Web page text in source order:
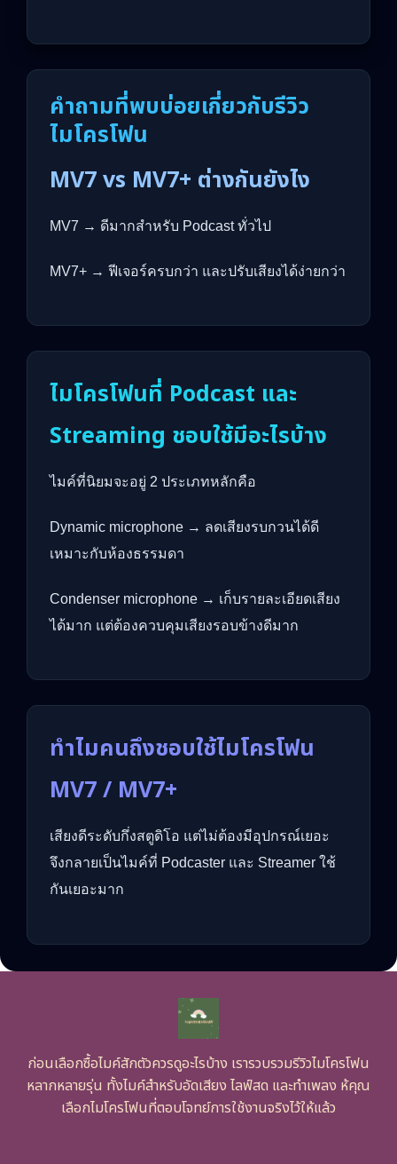
คำถามที่พบบ่อยเกี่ยวกับรีวิว
ไมโครโฟน
MV7 vs MV7+ ต่างกันยังไง
MV7 → ดีมากสำหรับ Podcast ทั่วไป
MV7+ → ฟีเจอร์ครบกว่า และปรับเสียงได้ง่ายกว่า
ไมโครโฟนที่ Podcast และ
Streaming ชอบใช้มีอะไรบ้าง
ไมค์ที่นิยมจะอยู่ 2 ประเภทหลักคือ
Dynamic microphone → ลดเสียงรบกวนได้ดี
เหมาะกับห้องธรรมดา
Condenser microphone → เก็บรายละเอียดเสียง
ได้มาก แต่ต้องควบคุมเสียงรอบข้างดีมาก
ทำไมคนถึงชอบใช้ไมโครโฟน
MV7 / MV7+
เสียงดีระดับกึ่งสตูดิโอ แต่ไม่ต้องมีอุปกรณ์เยอะ
จึงกลายเป็นไมค์ที่ Podcaster และ Streamer ใช้
กันเยอะมาก
ก่อนเลือกซื้อไมค์สักตัวควรดูอะไรบ้าง เรารวบรวมรีวิวไมโครโฟน
หลากหลายรุ่น ทั้งไมค์สำหรับอัดเสียง ไลฟ์สด และทำเพลง ห้คุณ
เลือกไมโครโฟนที่ตอบโจทย์การใช้งานจริงไว้ให้แล้ว